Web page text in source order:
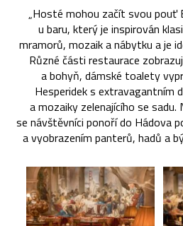
„Hosté mohou začít svou pouť
u baru, který je inspirován
mramorů, mozaik a nábytku a je
Různé části restaurace
a bohyň, dámské toalety
Hesperidek s extravagantním
a mozaiky zelenajícího se
se návštěvníci ponoří do Hádova
a vyobrazením panterů, hadů a